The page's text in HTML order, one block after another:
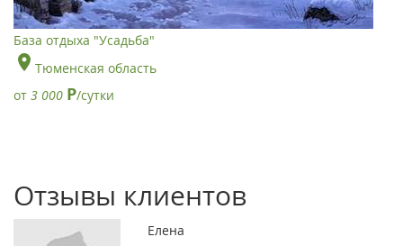
База отдыха "Усадьба"
Тюменская область
от 3 000 Р/сутки
Отзывы клиентов
Елена